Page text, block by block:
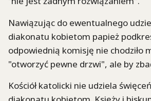
Nawiązując do ewentualnego
diakonatu kobietom papież
odpowiednią komisję nie chodziło
"otworzyć pewne drzwi", ale by
Kościół katolicki nie udziela